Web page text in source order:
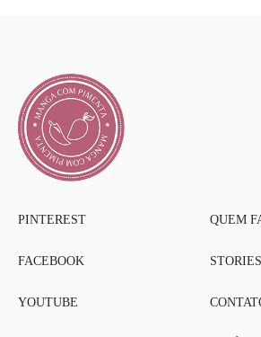
PINTEREST
FACEBOOK
YOUTUBE
QUEM